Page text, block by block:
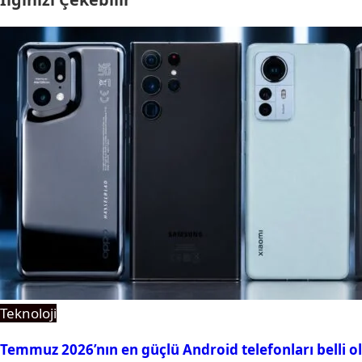
Teknoloji
Temmuz 2026’nın en güçlü Android telefonları belli